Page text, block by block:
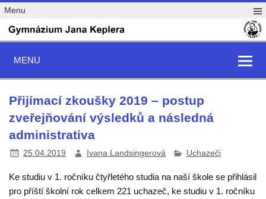
Menu
MENU
Přijímací zkoušky 2019 – postup
zveřejňování výsledků a následná
administrativa
25.04.2019 Ivana Landsingerová Uchazeči
Ke studiu v 1. ročníku čtyřletého studia na naší škole se přihlásil
pro příští školní rok celkem 221 uchazeč, ke studiu v 1. ročníku